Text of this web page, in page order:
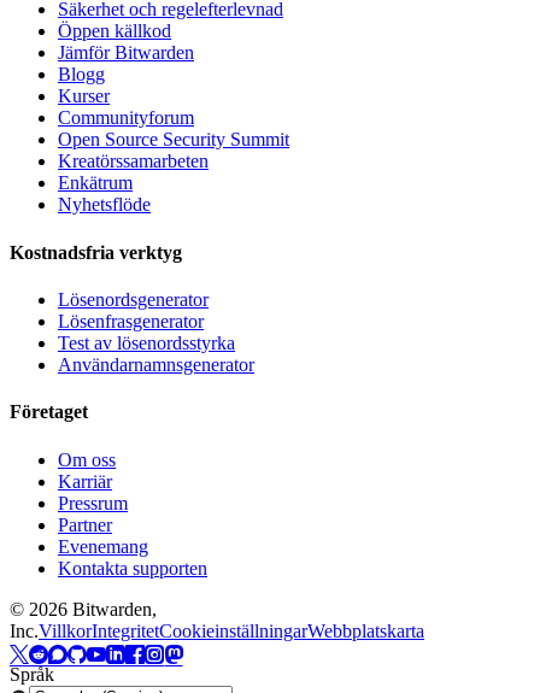
Säkerhet och regelefterlevnad
Öppen källkod
Jämför Bitwarden
Blogg
Kurser
Communityforum
Open Source Security Summit
Kreatörssamarbeten
Enkätrum
Nyhetsflöde
Kostnadsfria verktyg
Lösenordsgenerator
Lösenfrasgenerator
Test av lösenordsstyrka
Användarnamnsgenerator
Företaget
Om oss
Karriär
Pressrum
Partner
Evenemang
Kontakta supporten
© 2026 Bitwarden,
Inc.VillkorIntegritetCookieinställningarWebbplatskarta
Språk